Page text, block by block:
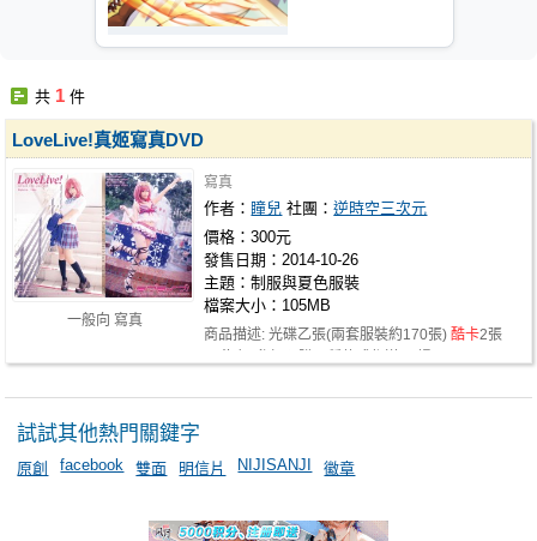
共 1 件
一般向 寫真
LoveLive!真姬寫真DVD
寫真
作者： 瞳兒 社團：逆時空三次元
價格：300元
發售日期：2014-10-26
主題：制服與夏色服裝
檔案大小：105MB
商品描述: 光碟乙張(兩套服裝約170張)酷卡2張
試試其他熱門關鍵字
原創 facebook 雙面 明信片 NIJISANJI 徽章